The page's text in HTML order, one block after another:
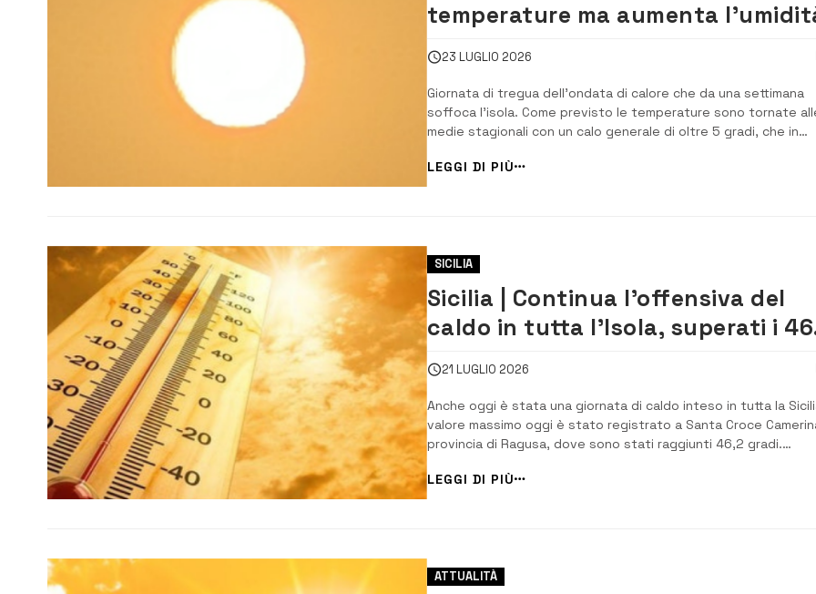
temperature ma aumenta
23 LUGLIO 2026
Giornata di tregua dell’ondata di calore che da una settimana
soffoca l’isola. Come previsto le temperature sono tornate
medie stagionali con un calo generale di oltre 5 gradi, che in
stato registrato a Sclafani Bagni in provincia di Palermo, e Agira
[…]
LEGGI DI PIÙ
SICILIA
Sicilia | Continua l’offensiva del
caldo in tutta l’Isola, superati i 46
gradi a Santa Croce Camerina
21 LUGLIO 2026
Anche oggi è stata una giornata di caldo inteso in tutta la
valore massimo oggi è stato registrato a Santa Croce
provincia di Ragusa, dove sono stati raggiunti 46,2 gradi.
registrati nei nove capoluoghi alle 15 e 37 […]
LEGGI DI PIÙ
ATTUALITÀ